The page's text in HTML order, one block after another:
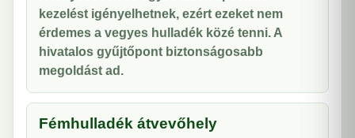
kezelést igényelhetnek, ezért ezeket nem
érdemes a vegyes hulladék közé tenni. A
hivatalos gyűjtőpont biztonságosabb
megoldást ad.
Fémhulladék átvevőhely